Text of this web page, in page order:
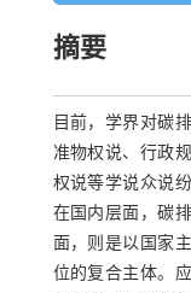
摘要
目前，学界对碳
准物权说、行政
权说等学说众说
在国内层面，碳
面，则是以国家
位的复合主体。